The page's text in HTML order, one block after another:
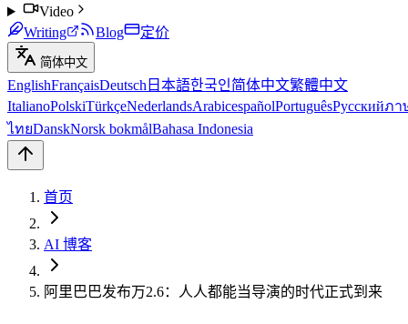
Video
Writing
Blog 定价
简体中文
EnglishFrançaisDeutsch 日本語한국인简体中文繁體中文
ItalianoPolskiTürkçeNederlandsArabicespañolPortuguêsРусскийภา
ไทยDanskNorsk bokmålBahasa Indonesia
首页
AI 博客
阿里巴巴发布万2.6：人人都能当导演的时代正式到来